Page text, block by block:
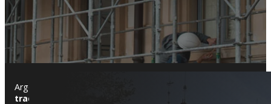
Argentona es una localidad con gran valor histórico y un
tradicionales